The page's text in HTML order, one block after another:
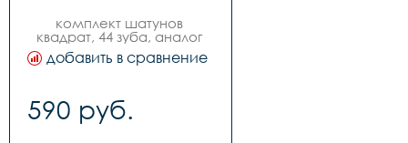
комплект шатунов
квадрат, 44 зуба, аналог
добавить в сравнение
590 руб.